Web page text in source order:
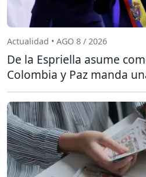
Actualidad • AGO 8 / 2026
De la Espriella asume
Colombia y Paz manda